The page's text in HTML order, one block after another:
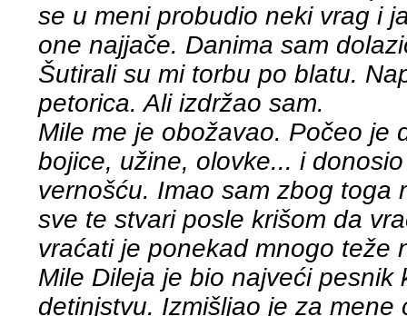
se u meni probudio neki vrag i
one najjače. Danima sam
Šutirali su mi torbu po blatu.
petorica. Ali izdržao sam.
Mile me je obožavao. Počeo je
bojice, užine, olovke... i
vernošću. Imao sam zbog toga
sve te stvari posle krišom da
vraćati je ponekad mnogo teže
Mile Dileja je bio najveći pesnik
detinjstvu. Izmišljao je za